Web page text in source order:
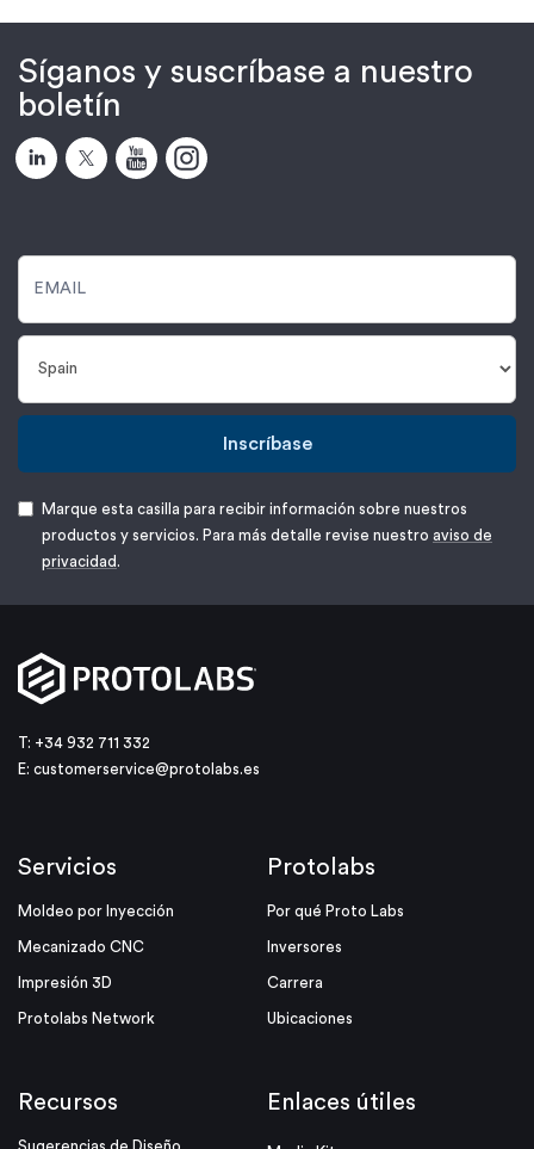
Síganos y suscríbase a nuestro
boletín
Inscríbase
Marque esta casilla para recibir información sobre nuestros
productos y servicios. Para más detalle revise nuestro aviso de
privacidad .
T: +34 932 711 332
E: customerservice@protolabs.es
Servicios
Moldeo por Inyección
Mecanizado CNC
Impresión 3D
Protolabs Network
Protolabs
Por qué Proto Labs
Inversores
Carrera
Ubicaciones
Recursos Enlaces útiles